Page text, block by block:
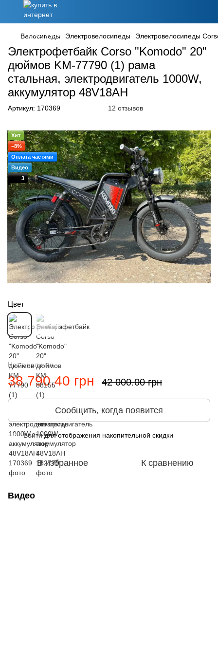
Велосипеды Электровелосипеды Электровелосипеды
Электрофетбайк Corso "Komodo" 20"
дюймов KM-77790 (1) рама
стальная, электродвигатель 1000W,
аккумулятор 48V18AH
Артикул: 170369 12 отзывов
Хит
−8%
Оплата частями
Видео
3
Цвет
Нет в наличии
38 790.40 грн 42 000.00 грн
Сообщить, когда появится
% Войтидля отображения накопительной скидки
В избранное К сравнению
Видео